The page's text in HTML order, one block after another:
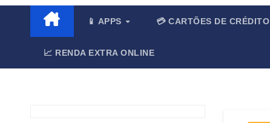
📱 APPS 💳 CARTÕES DE CRÉDITO
📈 RENDA EXTRA ONLINE